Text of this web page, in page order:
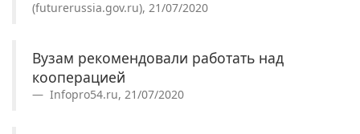
(futurerussia.gov.ru), 21/07/2020
Вузам рекомендовали работать над
кооперацией
Infopro54.ru, 21/07/2020